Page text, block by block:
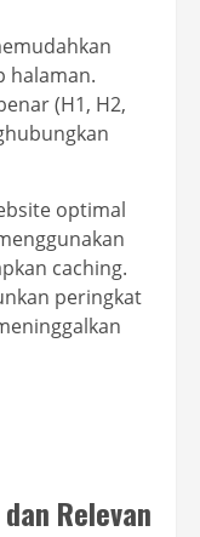
halaman.
(H1, H2,
optimal
caching.
peringkat
Relevan